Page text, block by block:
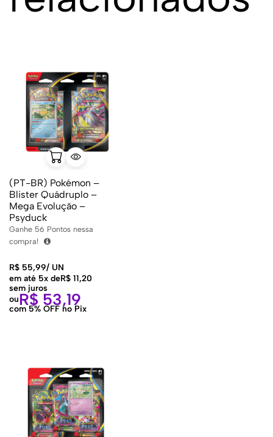
(PT-BR) Pokémon –
Blister Quádruplo –
Mega Evolução –
Psyduck
Ganhe 56 Pontos nessa
compra!
R$ 55,99/ UN
em até 5x deR$ 11,20
sem juros
ouR$ 53,19
com 5% OFF no Pix